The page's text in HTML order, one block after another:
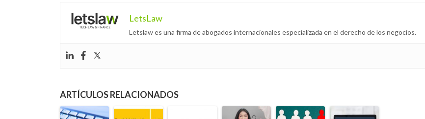
LetsLaw
Letslaw es una firma de abogados internacionales especializada en el derecho de los negocios.
ARTÍCULOS RELACIONADOS